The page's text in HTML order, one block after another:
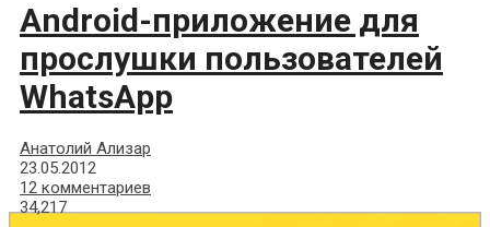
Android-приложение для
прослушки пользователей
WhatsApp
Анатолий Ализар
23.05.2012
12 комментариев
34,217